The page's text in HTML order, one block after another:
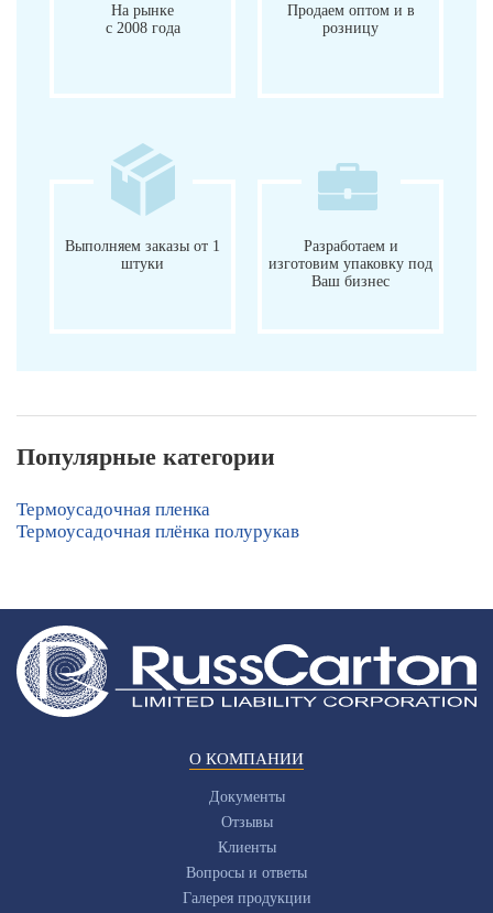
На рынке
с 2008 года
Продаем оптом и в
розницу
Выполняем заказы от 1
штуки
Разработаем и
изготовим упаковку под
Ваш бизнес
Популярные категории
Термоусадочная пленка
Термоусадочная плёнка полурукав
О КОМПАНИИ
Документы
Отзывы
Клиенты
Вопросы и ответы
Галерея продукции